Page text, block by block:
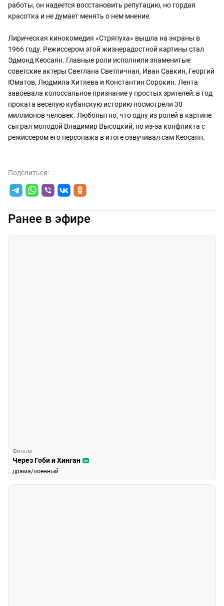
работы, он надеется восстановить репутацию, но гордая
красотка и не думает менять о нем мнение.
Лирическая кинокомедия «Стряпуха» вышла на экраны в
1966 году. Режиссером этой жизнерадостной картины стал
Эдмонд Кеосаян. Главные роли исполнили знаменитые
советские актеры Светлана Светличная, Иван Савкин, Георгий
Юматов, Людмила Хитяева и Константин Сорокин. Лента
завоевала колоссальное признание у простых зрителей: в год
проката веселую кубанскую историю посмотрели 30
миллионов человек. Любопытно, что одну из ролей в картине
сыграл молодой Владимир Высоцкий, но из-за конфликта с
режиссером его персонажа в итоге озвучивал сам Кеосаян.
Поделиться:
Ранее в эфире
Фильм
Через Гоби и Хинган 16+
драма/военный